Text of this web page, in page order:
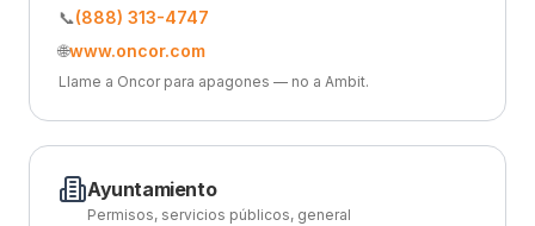
📞(888) 313-4747
🌐www.oncor.com
Llame a Oncor para apagones — no a Ambit.
Ayuntamiento
Permisos, servicios públicos, general